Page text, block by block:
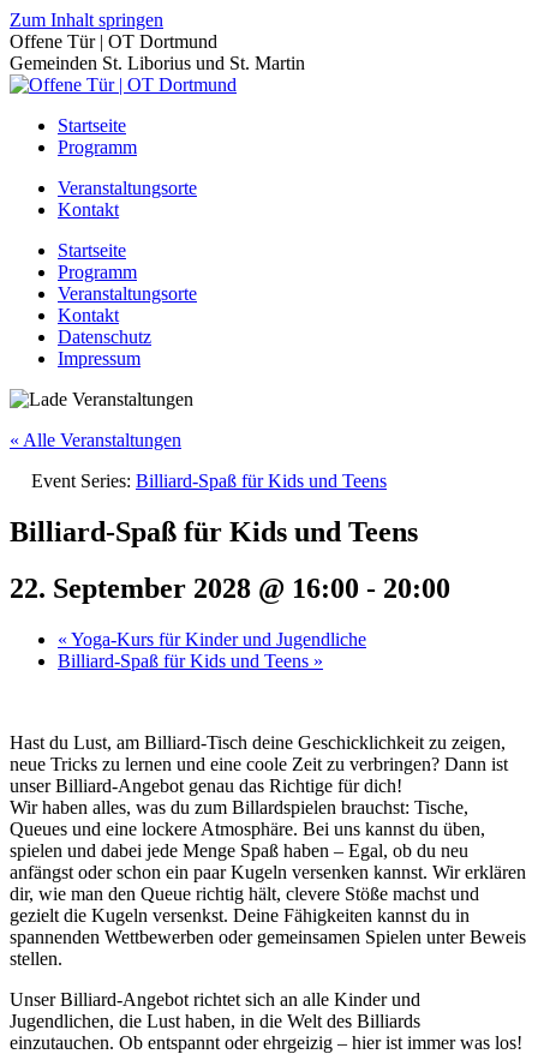
Zum Inhalt springen
Offene Tür | OT Dortmund
Gemeinden St. Liborius und St. Martin
Startseite
Programm
Veranstaltungsorte
Kontakt
Startseite
Programm
Veranstaltungsorte
Kontakt
Datenschutz
Impressum
« Alle Veranstaltungen
Event Series: Billiard-Spaß für Kids und Teens
Billiard-Spaß für Kids und Teens
22. September 2028 @ 16:00 - 20:00
« Yoga-Kurs für Kinder und Jugendliche
Billiard-Spaß für Kids und Teens »
Hast du Lust, am Billiard-Tisch deine Geschicklichkeit zu zeigen,
neue Tricks zu lernen und eine coole Zeit zu verbringen? Dann ist
unser Billiard-Angebot genau das Richtige für dich!
Wir haben alles, was du zum Billardspielen brauchst: Tische,
Queues und eine lockere Atmosphäre. Bei uns kannst du üben,
spielen und dabei jede Menge Spaß haben – Egal, ob du neu
anfängst oder schon ein paar Kugeln versenken kannst. Wir erklären
dir, wie man den Queue richtig hält, clevere Stöße machst und
gezielt die Kugeln versenkst. Deine Fähigkeiten kannst du in
spannenden Wettbewerben oder gemeinsamen Spielen unter Beweis
stellen.
Unser Billiard-Angebot richtet sich an alle Kinder und
Jugendlichen, die Lust haben, in die Welt des Billiards
einzutauchen. Ob entspannt oder ehrgeizig – hier ist immer was los!